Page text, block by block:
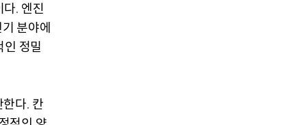
다. 엔진
분야에
인 정밀
한다. 칸